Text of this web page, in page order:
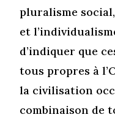
pluralisme
et
d’indiquer que
tous propres à
la civilisation
combinaison de